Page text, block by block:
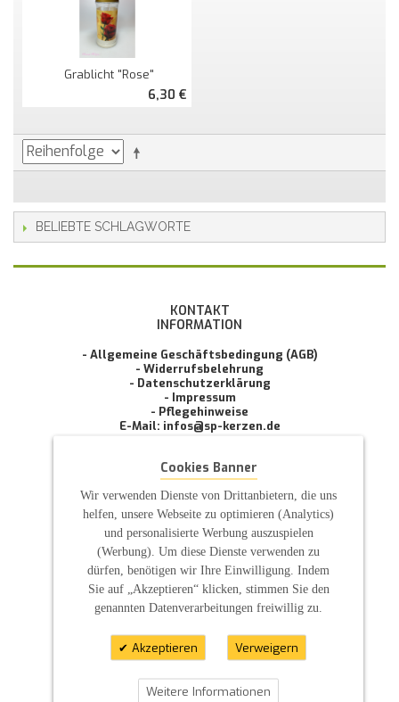
Grablicht "Rose"
6,30 €
BELIEBTE SCHLAGWORTE
KONTAKT
INFORMATION
- Allgemeine Geschäftsbedingung (AGB)
- Widerrufsbelehrung
- Datenschutzerklärung
- Impressum
- Pflegehinweise
E-Mail: infos@sp-kerzen.de
Cookies Banner
Wir verwenden Dienste von Drittanbietern, die uns
helfen, unsere Webseite zu optimieren (Analytics)
und personalisierte Werbung auszuspielen
(Werbung). Um diese Dienste verwenden zu
dürfen, benötigen wir Ihre Einwilligung. Indem
Sie auf „Akzeptieren“ klicken, stimmen Sie den
genannten Datenverarbeitungen freiwillig zu.
Akzeptieren Verweigern
Weitere Informationen